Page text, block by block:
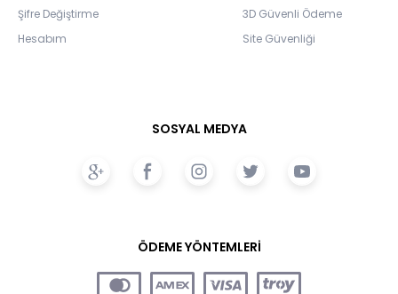
Şifre Değiştirme
Hesabım
3D Güvenli Ödeme
Site Güvenliği
SOSYAL MEDYA
ÖDEME YÖNTEMLERİ